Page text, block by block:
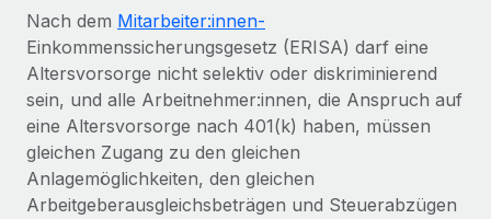
Plattform
Integrierte HR-Kernfunktionen für dein Team
Verknüpfen Neu
Verknüpfung beliebiger KI-Tools mit Remote über unser
MCP
Integrationen
Enterprise
Globale HR für Konzerne und Großunternehmen
PARTNER WERDEN
Strategische Technologiepartner
Flexible Einbettung von Global-HR-Funktionen in deine
Fallstudien
Checklisten und Vorlagen
Bibliothek für Stellenbeschreibungen
Webinare
Português (Portugal)
日本語
한국어
中文（简体）
Nach dem Mitarbeiter:innen-
Einkommenssicherungsgesetz (ERISA) darf eine
Altersvorsorge nicht selektiv oder diskriminierend
sein, und alle Arbeitnehmer:innen, die Anspruch auf
eine Altersvorsorge nach 401(k) haben, müssen
gleichen Zugang zu den gleichen
Anlagemöglichkeiten, den gleichen
Arbeitgeberausgleichsbeträgen und Steuerabzügen